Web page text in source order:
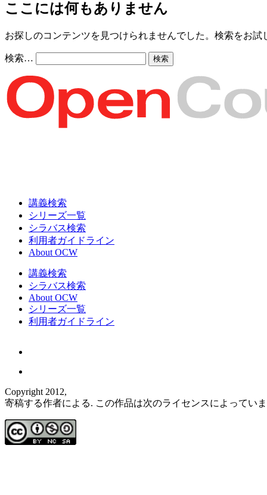
ここには何もありません
お探しのコンテンツを見つけられませんでした。検索をお試
検索…
講義検索
シリーズ一覧
シラバス検索
利用者ガイドライン
About OCW
講義検索
シラバス検索
About OCW
シリーズ一覧
利用者ガイドライン
Copyright 2012,
寄稿する作者による. この作品は次のライセンスによってい